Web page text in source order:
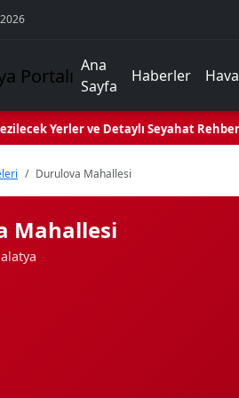
Ana
Sayfa
Haberler Hava
Yerler ve Detaylı Seyahat Rehberi
Durulova Mahallesi
Mahallesi